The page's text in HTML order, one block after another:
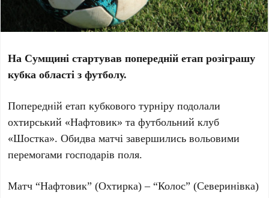
На Сумщині стартував попередній етап розіграшу
кубка області з футболу.
Попередній етап кубкового турніру подолали
охтирський «Нафтовик» та футбольний клуб
«Шостка». Обидва матчі завершились вольовими
перемогами господарів поля.
Матч “Нафтовик” (Охтирка) – “Колос” (Северинівка)